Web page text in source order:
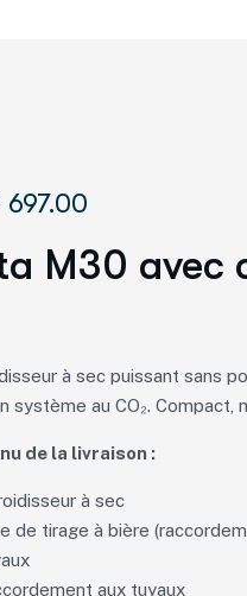
697.00
M30 avec
à sec puissant sans
système au CO₂. Compact,
de la livraison :
à sec
de tirage à bière
aux tuyaux